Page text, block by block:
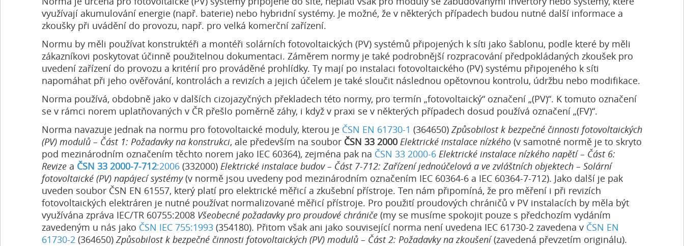
využívají akumulování energie (např. baterie) nebo hybridní systémy. Je možné, že v některých případech budou nutné další informace a
zkoušky při uvádění do provozu, např. pro velká komerční zařízení.
Normu by měli používat konstruktéři a montéři solárních fotovoltaických (PV) systémů připojených k síti jako šablonu, podle které by měli
zákazníkovi poskytovat účinně použitelnou dokumentaci. Záměrem normy je také podrobnější rozpracování předpokládaných zkoušek pro
uvedení zařízení do provozu a kritérií pro prováděné prohlídky. Ty mají po instalaci fotovoltaického (PV) systému připojeného k síti
napomáhat při jeho ověřování, kontrolách a revizích a jejich účelem je také sloučit následnou opětovnou kontrolu, údržbu nebo modifikace.
Norma používá, obdobně jako v dalších cizojazyčných překladech této normy, pro termín „fotovoltaický“ označení „(PV)“. K tomuto označení
se v rámci norem uplatňovaných v ČR přešlo poměrně záhy, i když v praxi se v některých případech dosud používá označení „(FV)“.
Norma navazuje jednak na normu pro fotovoltaické moduly, kterou je ČSN EN 61730-1 (364650) Způsobilost k bezpečné činnosti fotovoltaických
(PV) modulů – Část 1: Požadavky na konstrukci, ale především na soubor ČSN 33 2000 Elektrické instalace nízkého(v samotné normě je to skryto
pod mezinárodním označením těchto norem jako IEC 60364), zejména pak na ČSN 33 2000-6 Elektrické instalace nízkého napětí – Část 6:
Revizea ČSN 33 2000-7-712:2006(332000) Elektrické instalace budov – Část 7-712: Zařízení jednoúčelová a ve zvláštních objektech – Solární
fotovoltaické (PV) napájecí systémy(v normě jsou uvedeny pod mezinárodním označením IEC 60364-6 a IEC 60364-7-712). Jako další je pak
uveden soubor ČSN EN 61557, který platí pro elektrické měřicí a zkušební přístroje. Ten nám připomíná, že pro měření i při revizích
fotovoltaických elektráren je nutné používat normalizované měřicí přístroje. Pro použití proudových chráničů v PV instalacích by měla být
využívána zpráva IEC/TR 60755:2008 Všeobecné požadavky pro proudové chrániče(my se musíme spokojit pouze s předchozím vydáním
zavedeným u nás jako ČSN IEC 755:1993(354180). Přitom však ani jako související norma není uvedena IEC 61730-2 zavedena v ČSN EN
61730-2(364650) Způsobilost k bezpečné činnosti fotovoltaických (PV) modulů – Část 2: Požadavky na zkoušení(zavedená převzetím originálu).